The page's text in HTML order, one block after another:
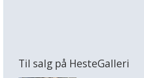
Til salg på HesteGalleri